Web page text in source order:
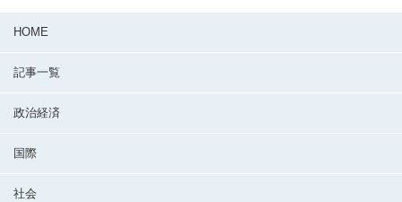
HOME
記事一覧
政治経済
国際
社会